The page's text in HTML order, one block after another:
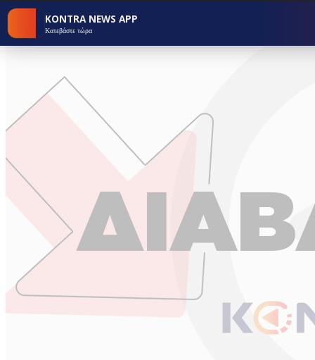
KONTRA NEWS APP
Κατεβάστε τώρα